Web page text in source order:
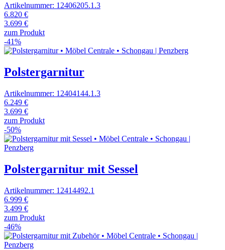
Artikelnummer: 12406205.1.3
6.820 €
3.699 €
zum Produkt
-41%
Polstergarnitur
Artikelnummer: 12404144.1.3
6.249 €
3.699 €
zum Produkt
-50%
Polstergarnitur mit Sessel
Artikelnummer: 12414492.1
6.999 €
3.499 €
zum Produkt
-46%